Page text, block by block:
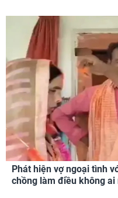
Phát hiện vợ ngoại tình
chồng làm điều không ai